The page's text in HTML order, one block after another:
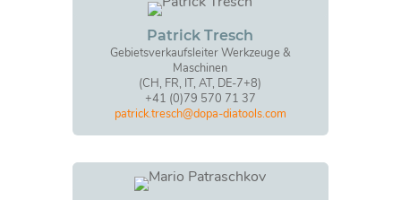
Patrick Tresch
Gebietsverkaufsleiter Werkzeuge &
Maschinen
(CH, FR, IT, AT, DE-7+8)
+41 (0)79 570 71 37
patrick.tresch@dopa-diatools.com